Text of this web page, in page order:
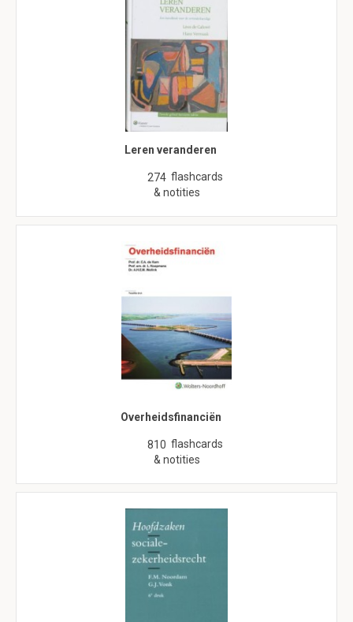
Leren veranderen
274 flashcards
& notities
Overheidsfinanciën
810 flashcards
& notities